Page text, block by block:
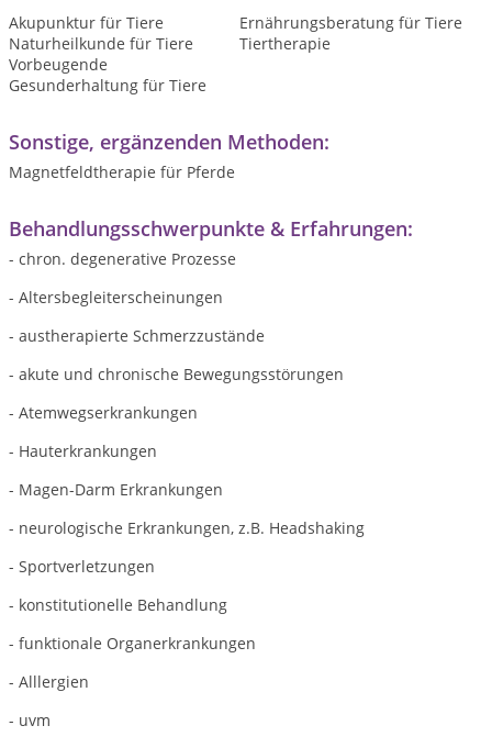
Akupunktur für Tiere
Ernährungsberatung für Tiere
Naturheilkunde für Tiere
Tiertherapie
Vorbeugende
Gesunderhaltung für Tiere
Sonstige, ergänzenden Methoden:
Magnetfeldtherapie für Pferde
Behandlungsschwerpunkte & Erfahrungen:
- chron. degenerative Prozesse
- Altersbegleiterscheinungen
- austherapierte Schmerzzustände
- akute und chronische Bewegungsstörungen
- Atemwegserkrankungen
- Hauterkrankungen
- Magen-Darm Erkrankungen
- neurologische Erkrankungen, z.B. Headshaking
- Sportverletzungen
- konstitutionelle Behandlung
- funktionale Organerkrankungen
- Alllergien
- uvm